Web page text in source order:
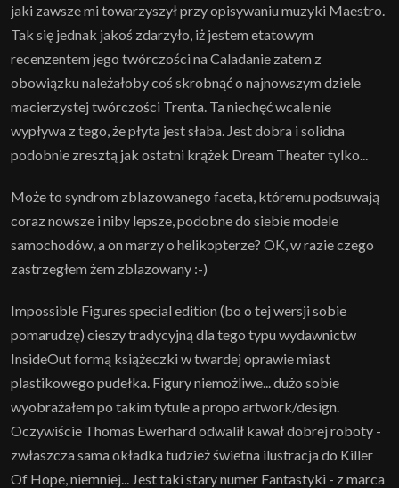
jaki zawsze mi towarzyszył przy opisywaniu muzyki Maestro.
Tak się jednak jakoś zdarzyło, iż jestem etatowym
recenzentem jego twórczości na Caladanie zatem z
obowiązku należałoby coś skrobnąć o najnowszym dziele
macierzystej twórczości Trenta. Ta niechęć wcale nie
wypływa z tego, że płyta jest słaba. Jest dobra i solidna
podobnie zresztą jak ostatni krążek Dream Theater tylko...
Może to syndrom zblazowanego faceta, któremu podsuwają
coraz nowsze i niby lepsze, podobne do siebie modele
samochodów, a on marzy o helikopterze? OK, w razie czego
zastrzegłem żem zblazowany :-)
Impossible Figures special edition (bo o tej wersji sobie
pomarudzę) cieszy tradycyjną dla tego typu wydawnictw
InsideOut formą książeczki w twardej oprawie miast
plastikowego pudełka. Figury niemożliwe... dużo sobie
wyobrażałem po takim tytule a propo artwork/design.
Oczywiście Thomas Ewerhard odwalił kawał dobrej roboty -
zwłaszcza sama okładka tudzież świetna ilustracja do Killer
Of Hope, niemniej... Jest taki stary numer Fantastyki - z marca